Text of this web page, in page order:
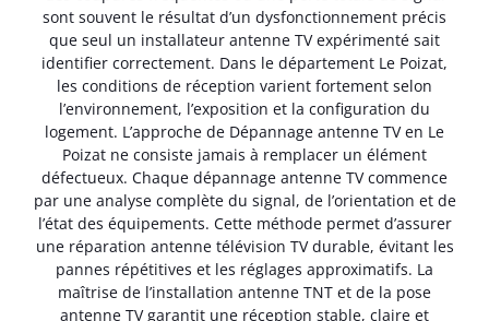
sont souvent le résultat d’un dysfonctionnement précis
que seul un installateur antenne TV expérimenté sait
identifier correctement. Dans le département Le Poizat,
les conditions de réception varient fortement selon
l’environnement, l’exposition et la configuration du
logement. L’approche de Dépannage antenne TV en Le
Poizat ne consiste jamais à remplacer un élément
défectueux. Chaque dépannage antenne TV commence
par une analyse complète du signal, de l’orientation et de
l’état des équipements. Cette méthode permet d’assurer
une réparation antenne télévision TV durable, évitant les
pannes répétitives et les réglages approximatifs. La
maîtrise de l’installation antenne TNT et de la pose
antenne TV garantit une réception stable, claire et